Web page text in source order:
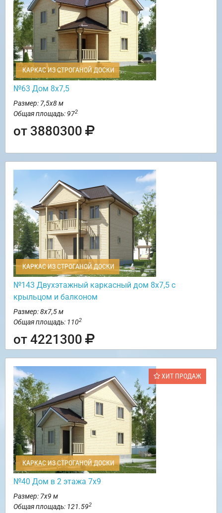
КАРКАС ИЗ СТРОГАНОЙ ДОСКИ
№63 Дом 8х7,5
Размер: 7,5х8 м
Общая площадь: 972
от 3880300
КАРКАС ИЗ СТРОГАНОЙ ДОСКИ
№143 Двухэтажный каркасный дом 8х7,5 с
крыльцом и балконом
Размер: 8х7,5 м
Общая площадь: 1102
от 4221300
ХИТ ПРОДАЖ
КАРКАС ИЗ СТРОГАНОЙ ДОСКИ
№40 Дом в 2 этажа 7х9
Размер: 7х9 м
Общая площадь: 121.592